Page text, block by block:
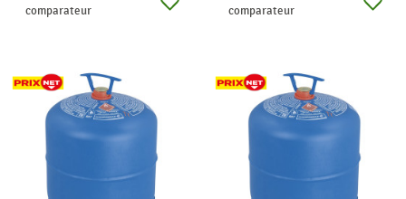
comparateur
comparateur